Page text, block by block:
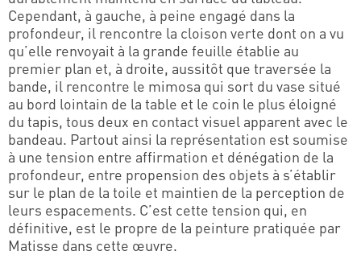
Cependant, à gauche, à peine engagé dans la
profondeur, il rencontre la cloison verte dont on a vu
qu’elle renvoyait à la grande feuille établie au
premier plan et, à droite, aussitôt que traversée la
bande, il rencontre le mimosa qui sort du vase situé
au bord lointain de la table et le coin le plus éloigné
du tapis, tous deux en contact visuel apparent avec le
bandeau. Partout ainsi la représentation est soumise
à une tension entre affirmation et dénégation de la
profondeur, entre propension des objets à s’établir
sur le plan de la toile et maintien de la perception de
leurs espacements. C’est cette tension qui, en
définitive, est le propre de la peinture pratiquée par
Matisse dans cette œuvre.